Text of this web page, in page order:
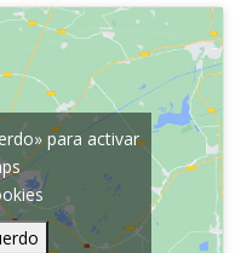
para activar